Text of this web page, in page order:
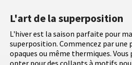
L'art de la superposition
L'hiver est la saison parfaite pour
superposition. Commencez par une
opaques ou même thermiques.